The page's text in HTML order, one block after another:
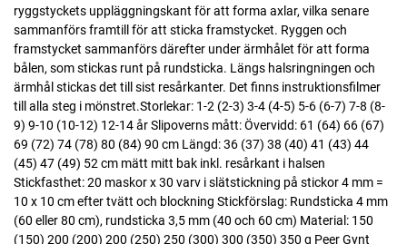
ryggstyckets uppläggningskant för att forma axlar, vilka senare
sammanförs framtill för att sticka framstycket. Ryggen och
framstycket sammanförs därefter under ärmhålet för att forma
bålen, som stickas runt på rundsticka. Längs halsringningen och
ärmhål stickas det till sist resårkanter. Det finns instruktionsfilmer
till alla steg i mönstret.Storlekar: 1-2 (2-3) 3-4 (4-5) 5-6 (6-7) 7-8 (8-
9) 9-10 (10-12) 12-14 år Slipoverns mått: Övervidd: 61 (64) 66 (67)
69 (72) 74 (78) 80 (84) 90 cm Längd: 36 (37) 38 (40) 41 (43) 44
(45) 47 (49) 52 cm mätt mitt bak inkl. resårkant i halsen
Stickfasthet: 20 maskor x 30 varv i slätstickning på stickor 4 mm =
10 x 10 cm efter tvätt och blockning Stickförslag: Rundsticka 4 mm
(60 eller 80 cm), rundsticka 3,5 mm (40 och 60 cm) Material: 150
(150) 200 (200) 200 (250) 250 (300) 300 (350) 350 g Peer Gynt